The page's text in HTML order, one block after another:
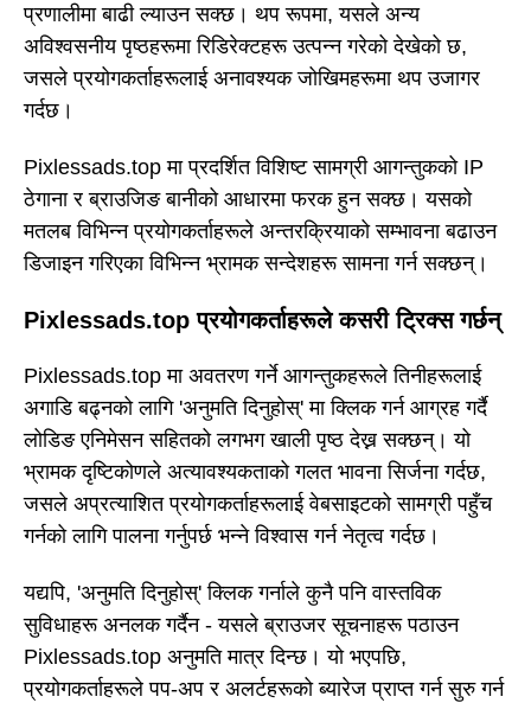
प्रणालीमा बाढी ल्याउन सक्छ। थप रूपमा, यसले अन्य
अविश्वसनीय पृष्ठहरूमा रिडिरेक्टहरू उत्पन्न गरेको देखेको छ,
जसले प्रयोगकर्ताहरूलाई अनावश्यक जोखिमहरूमा थप उजागर
गर्दछ।
Pixlessads.top मा प्रदर्शित विशिष्ट सामग्री आगन्तुकको IP
ठेगाना र ब्राउजिङ बानीको आधारमा फरक हुन सक्छ। यसको
मतलब विभिन्न प्रयोगकर्ताहरूले अन्तरक्रियाको सम्भावना बढाउन
डिजाइन गरिएका विभिन्न भ्रामक सन्देशहरू सामना गर्न सक्छन्।
Pixlessads.top प्रयोगकर्ताहरूले कसरी ट्रिक्स गर्छन्
Pixlessads.top मा अवतरण गर्ने आगन्तुकहरूले तिनीहरूलाई
अगाडि बढ्नको लागि 'अनुमति दिनुहोस्' मा क्लिक गर्न आग्रह गर्दै
लोडिङ एनिमेसन सहितको लगभग खाली पृष्ठ देख्न सक्छन्। यो
भ्रामक दृष्टिकोणले अत्यावश्यकताको गलत भावना सिर्जना गर्दछ,
जसले अप्रत्याशित प्रयोगकर्ताहरूलाई वेबसाइटको सामग्री पहुँच
गर्नको लागि पालना गर्नुपर्छ भन्ने विश्वास गर्न नेतृत्व गर्दछ।
यद्यपि, 'अनुमति दिनुहोस्' क्लिक गर्नाले कुनै पनि वास्तविक
सुविधाहरू अनलक गर्दैन - यसले ब्राउजर सूचनाहरू पठाउन
Pixlessads.top अनुमति मात्र दिन्छ। यो भएपछि,
प्रयोगकर्ताहरूले पप-अप र अलर्टहरूको ब्यारेज प्राप्त गर्न सुरु गर्न